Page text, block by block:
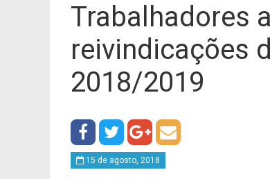
Trabalhadores
reivindicações
2018/2019
15 de agosto, 2018